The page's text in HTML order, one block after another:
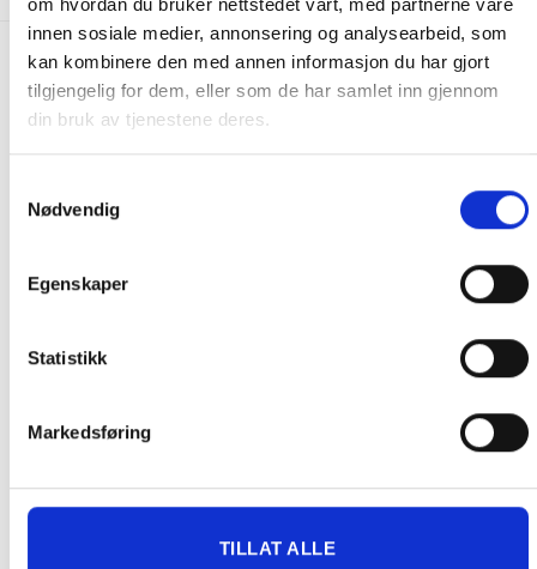
om hvordan du bruker nettstedet vårt, med partnerne våre
innen sosiale medier, annonsering og analysearbeid, som
kan kombinere den med annen informasjon du har gjort
tilgjengelig for dem, eller som de har samlet inn gjennom
din bruk av tjenestene deres.
Nødvendig
Egenskaper
Statistikk
Markedsføring
TILLAT ALLE
FRAKT PÅ ORDRE 0-1499 kroner:
Pakke til hentested. Velg enten Postnord eller Bring i
Produkter som kan knuses eller skades via. transport sendes ikke.
Har du ikke fått noen alternativ på frakt på din pakke så er
Noen produkter selges kun i
butikk, og får derfor kun opp valget klikk & hent. Hør med oss på